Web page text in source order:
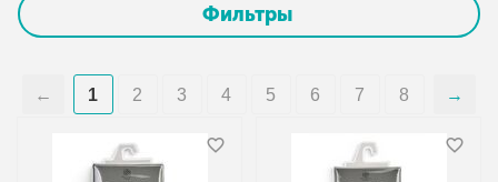
Фильтры
1 2 3 4 5 6 7 8